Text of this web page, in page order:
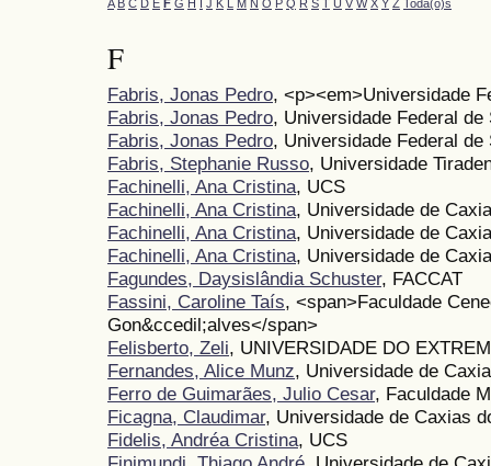
A B C D E F G H I J K L M N O P Q R S T U V W X Y Z Toda(o)s
F
Fabris, Jonas Pedro, <p><em>Universidade
Fabris, Jonas Pedro, Universidade Federal de
Fabris, Jonas Pedro, Universidade Federal
Fabris, Stephanie Russo, Universidade
Fachinelli, Ana Cristina, UCS
Fachinelli, Ana Cristina, Universidade de
Fachinelli, Ana Cristina, Universidade de
Fachinelli, Ana Cristina, Universidade de
Fagundes, Daysislândia Schuster, FACCAT
Fassini, Caroline Taís, <span>Faculdade
Gon&ccedil;alves</span>
Felisberto, Zeli, UNIVERSIDADE DO
Fernandes, Alice Munz, Universidade de
Ferro de Guimarães, Julio Cesar, Faculdade
Ficagna, Claudimar, Universidade de Caxias
Fidelis, Andréa Cristina, UCS